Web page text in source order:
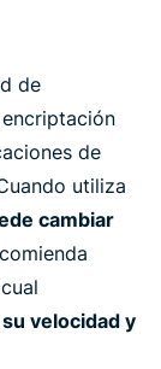
de
de
utiliza
cambiar
velocidad y